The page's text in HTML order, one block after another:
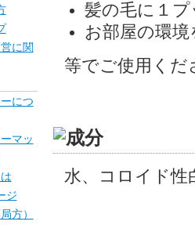
髪の毛に１
お部屋の環
等でご使用くだ
水、コロイド性